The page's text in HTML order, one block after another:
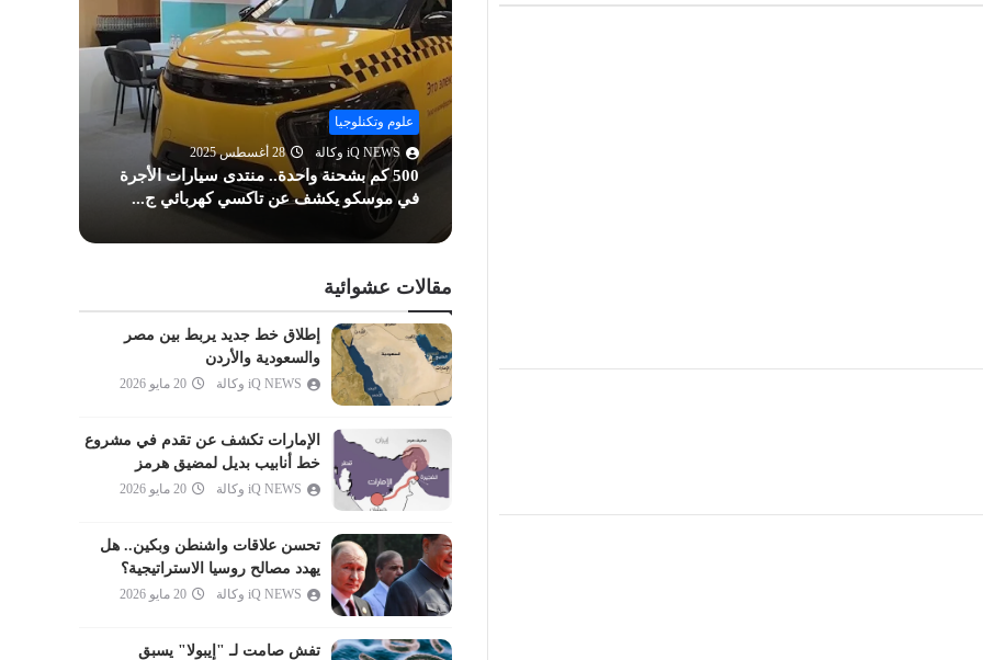
الحشر
الممتحنة
الصف
الجمعة
المنافقون
التغابن
الطلاق
التحريم
الملك
القلم
الحاقة
المعارج
نوح
الجن
المزمل
المدثر
القيامة
الإنسان
المرسلات
النبأ
علوم وتكنلوجيا
iQ NEWS وكالة
28 أغسطس 2025
500 كم بشحنة واحدة.. منتدى سيارات الأجرة
في موسكو يكشف عن تاكسي كهربائي ج...
مقالات عشوائية
إطلاق خط جديد يربط بين مصر
والسعودية والأردن
iQ NEWS وكالة 20 مايو 2026
الإمارات تكشف عن تقدم في مشروع
خط أنابيب بديل لمضيق هرمز
iQ NEWS وكالة 20 مايو 2026
تحسن علاقات واشنطن وبكين.. هل
يهدد مصالح روسيا الاستراتيجية؟
iQ NEWS وكالة 20 مايو 2026
تفش صامت لـ "إيبولا" يسبق